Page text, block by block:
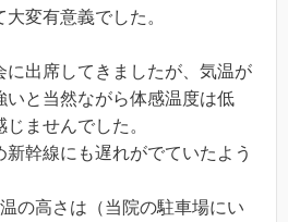
大変有意義でした。
に出席してきましたが、気温が
いと当然ながら体感温度は低
ませんでした。
幹線にも遅れがでていたよう
の高さは（当院の駐車場にい